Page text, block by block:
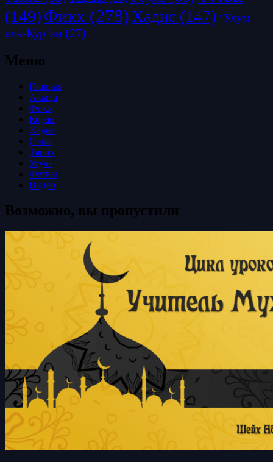
(149) Фикх (278) Хадис (147) ‘Улум
аль-Кур’ан (27)
Меню
Главная
Акыда
Фикх
Коран
Хадис
Сира
Тарих
Усуль
Фетвы
Видео
Возможно, вы пропустили